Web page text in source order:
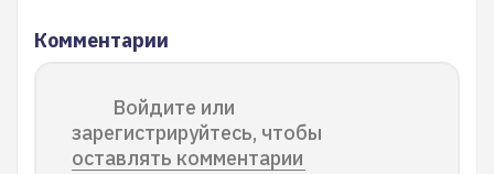
Комментарии
Войдите или
зарегистрируйтесь, чтобы
оставлять комментарии